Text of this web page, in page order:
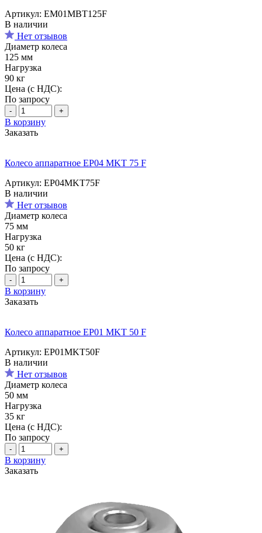
Артикул: EM01MBT125F
В наличии
Нет отзывов
Диаметр колеса
125 мм
Нагрузка
90 кг
Цена (с НДС):
По запросу
- +
В корзину
Заказать
Колесо аппаратное EP04 MKT 75 F
Артикул: EP04MKT75F
В наличии
Нет отзывов
Диаметр колеса
75 мм
Нагрузка
50 кг
Цена (с НДС):
По запросу
- +
В корзину
Заказать
Колесо аппаратное EP01 MKT 50 F
Артикул: EP01MKT50F
В наличии
Нет отзывов
Диаметр колеса
50 мм
Нагрузка
35 кг
Цена (с НДС):
По запросу
- +
В корзину
Заказать